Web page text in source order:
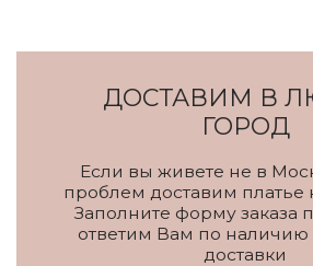
ДОСТАВИМ В
ГОРОД
Если вы живете не в
проблем доставим платье
Заполните форму заказа
ответим Вам по наличию
доставки